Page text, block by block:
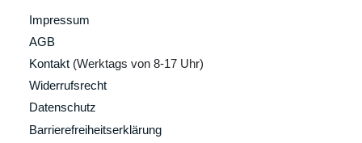
Impressum
AGB
Kontakt (Werktags von 8-17 Uhr)
Widerrufsrecht
Datenschutz
Barrierefreiheitserklärung